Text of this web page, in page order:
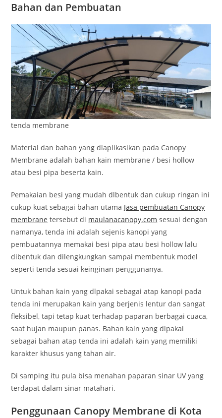
Bahan dan Pembuatan
tenda membrane
Material dan bahan yang dlaplikasikan pada Canopy
Membrane adalah bahan kain membrane / besi hollow
atau besi pipa beserta kain.
Pemakaian besi yang mudah dlbentuk dan cukup ringan ini
cukup kuat sebagai bahan utama Jasa pembuatan Canopy
membrane tersebut di maulanacanopy.com sesuai dengan
namanya, tenda ini adalah sejenis kanopi yang
pembuatannya memakai besi pipa atau besi hollow lalu
dibentuk dan dilengkungkan sampai membentuk model
seperti tenda sesuai keinginan penggunanya.
Untuk bahan kain yang dlpakai sebagai atap kanopi pada
tenda ini merupakan kain yang berjenis lentur dan sangat
fleksibel, tapi tetap kuat terhadap paparan berbagai cuaca,
saat hujan maupun panas. Bahan kain yang dlpakai
sebagai bahan atap tenda ini adalah kain yang memiliki
karakter khusus yang tahan air.
Di samping itu pula bisa menahan paparan sinar UV yang
terdapat dalam sinar matahari.
Penggunaan Canopy Membrane di Kota